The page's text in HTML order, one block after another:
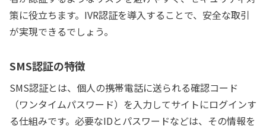
策に役立ちます。IVR認証を導入することで、安全な取引
が実現できるでしょう。
SMS認証の特徴
SMS認証とは、個人の携帯電話に送られる確認コード
（ワンタイムパスワード）を入力してサイトにログインす
る仕組みです。必要なIDとパスワードなどは、その情報を